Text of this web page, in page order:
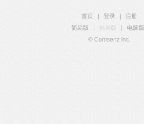
首页 登录
注册
简易版
触屏版 电脑版
© Comsenz Inc.